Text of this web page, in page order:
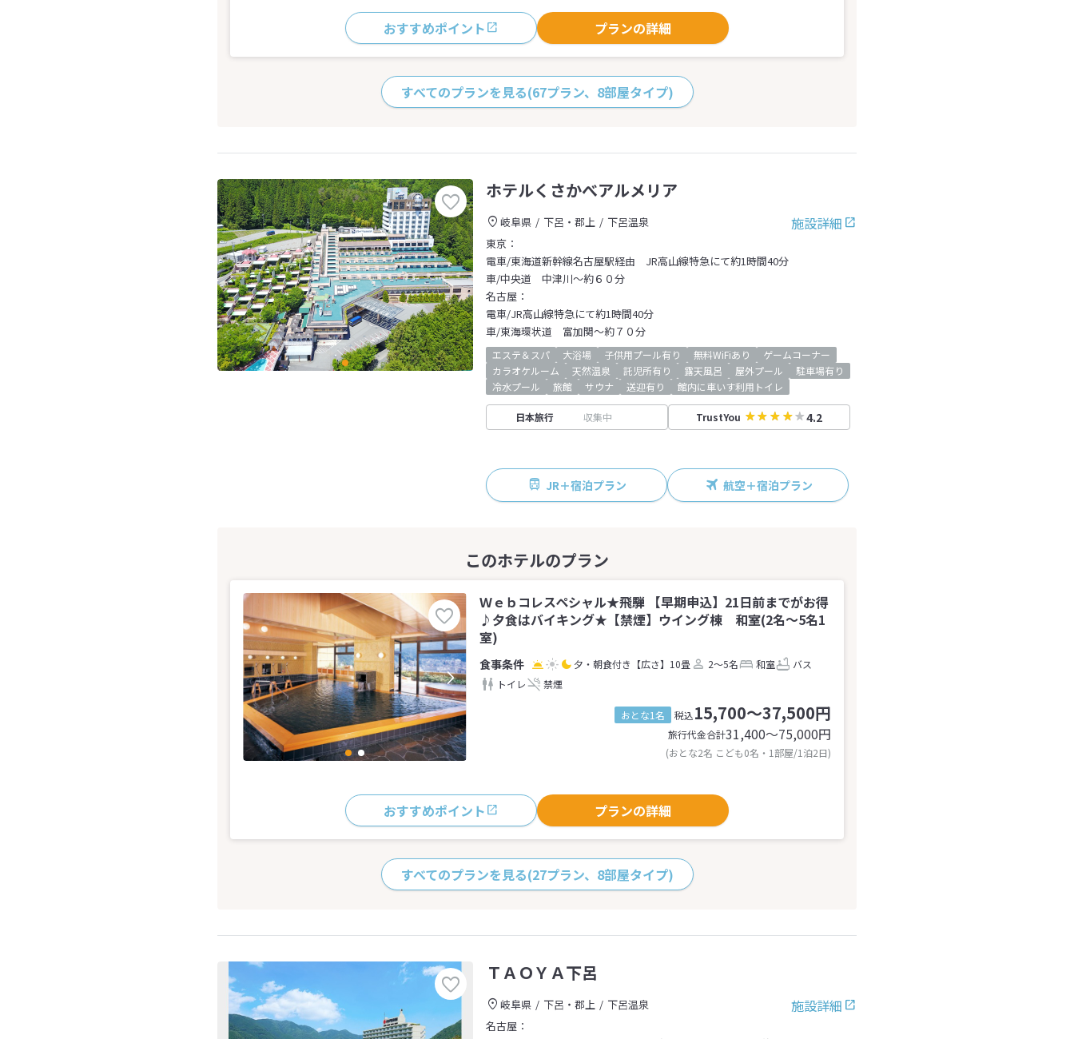
おすすめポイント プランの詳細
すべてのプランを見る(67プラン、8部屋タイプ)
ホテルくさかべアルメリア
施設詳細
岐阜県 下呂・郡上
下呂温泉
東京：
電車/東海道新幹線名古屋駅経由 JR高山線特急にて約1時間40分
車/中央道 中津川～約６０分
名古屋：
電車/JR高山線特急にて約1時間40分
車/東海環状道 富加関～約７０分
エステ＆スパ 大浴場 子供用プール有り 無料WiFiあり
ゲームコーナー
カラオケルーム
天然温泉 託児所有り 露天風呂 屋外プール
駐車場有り
冷水プール
旅館 サウナ 送迎有り 館内に車いす利用トイレ
日本旅行 収集中 TrustYou 4.2
JR＋宿泊プラン 航空＋宿泊プラン
Ｗｅｂコレスペシャル★飛騨 【早期申込】21日前までがお得
♪夕食はバイキング★【禁煙】ウイング棟 和室(2名～5名1
室)
夕・朝食付き 【広さ】10畳 2～5名 和室
バス
トイレ
禁煙
おとな1名 税込15,700～37,500円
旅行代金合計31,400〜75,000円
(おとな2名 こども0名・1部屋/1泊2日)
おすすめポイント プランの詳細
すべてのプランを見る(27プラン、8部屋タイプ)
ＴＡＯＹＡ下呂
施設詳細
岐阜県 下呂・郡上
下呂温泉
名古屋：